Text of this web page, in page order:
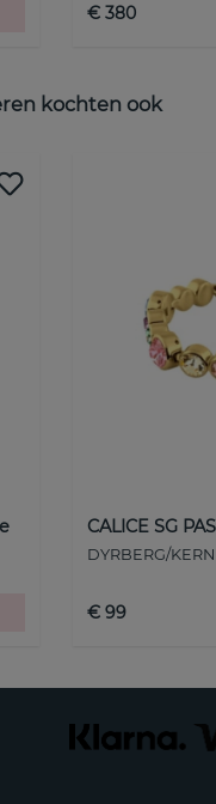
€ 380
kochten ook
CALICE SG
DYRBERG/KERN
€ 99